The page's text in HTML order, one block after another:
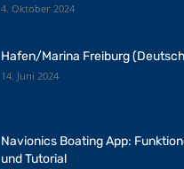
4. Oktober 2024
Hafen/Marina Freiburg
14. Juni 2024
Navionics Boating App:
und Tutorial